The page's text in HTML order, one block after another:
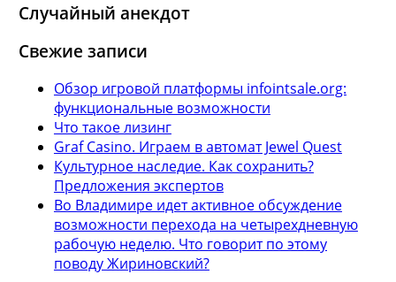
Случайный анекдот
Свежие записи
Обзор игровой платформы infointsale.org:
функциональные возможности
Что такое лизинг
Graf Casino. Играем в автомат Jewel Quest
Культурное наследие. Как сохранить?
Предложения экспертов
Во Владимире идет активное обсуждение
возможности перехода на четырехдневную
рабочую неделю. Что говорит по этому
поводу Жириновский?